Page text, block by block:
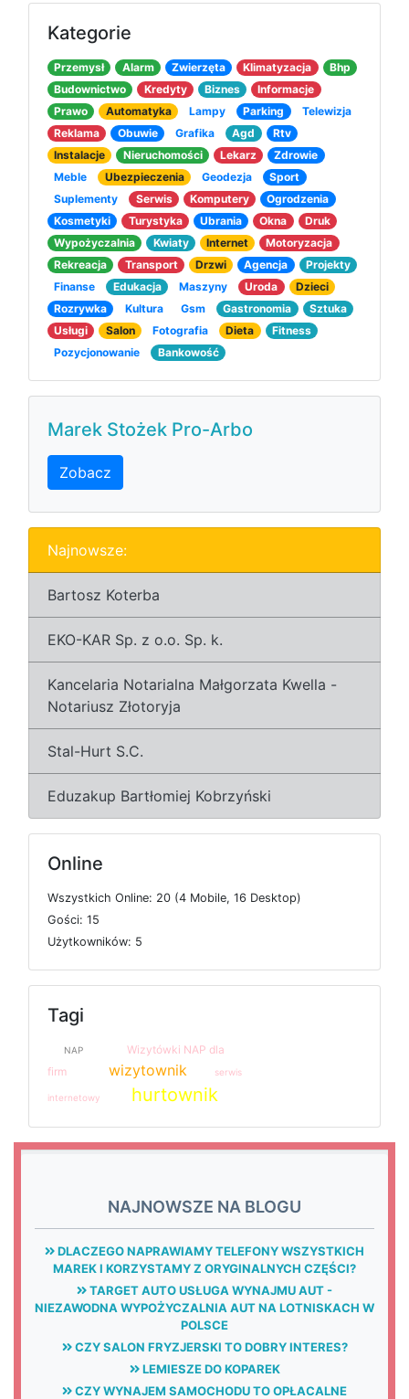
Kategorie
Przemysł Alarm Zwierzęta Klimatyzacja
Bhp
Budownictwo
Kredyty Biznes
Informacje
Prawo
Automatyka Lampy Parking
Telewizja
Reklama
Obuwie Grafika Agd
Rtv
Instalacje
Nieruchomości Lekarz
Zdrowie
Meble
Ubezpieczenia Geodezja
Sport
Suplementy
Serwis Komputery
Ogrodzenia
Kosmetyki
Turystyka Ubrania Okna
Druk
Wypożyczalnia
Kwiaty Internet
Motoryzacja
Rekreacja
Transport Drzwi Agencja
Projekty
Finanse
Edukacja Maszyny Uroda
Dzieci
Rozrywka
Kultura Gsm Gastronomia
Sztuka
Usługi
Salon Fotografia Dieta
Fitness
Pozycjonowanie
Bankowość
Marek Stożek Pro-Arbo
Zobacz
Najnowsze:
Bartosz Koterba
EKO-KAR Sp. z o.o. Sp. k.
Kancelaria Notarialna Małgorzata Kwella -
Notariusz Złotoryja
Stal-Hurt S.C.
Eduzakup Bartłomiej Kobrzyński
Online
Wszystkich Online: 20 (4 Mobile, 16 Desktop)
Gości: 15
Użytkowników: 5
Tagi
NAP
Wizytówki NAP dla
firm
wizytownik serwis
internetowy hurtownik
NAJNOWSZE NA BLOGU
DLACZEGO NAPRAWIAMY TELEFONY WSZYSTKICH
MAREK I KORZYSTAMY Z ORYGINALNYCH CZĘŚCI?
TARGET AUTO USŁUGA WYNAJMU AUT -
NIEZAWODNA WYPOŻYCZALNIA AUT NA LOTNISKACH W
POLSCE
CZY SALON FRYZJERSKI TO DOBRY INTERES?
LEMIESZE DO KOPAREK
CZY WYNAJEM SAMOCHODU TO OPŁACALNE